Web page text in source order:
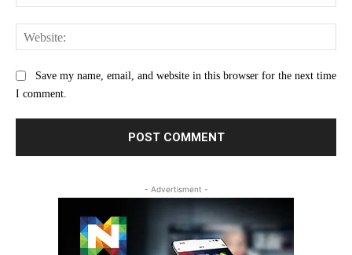
Save my name, email, and website in this browser for the next time
I comment.
- Advertisment -